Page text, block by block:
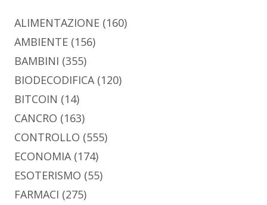
ALIMENTAZIONE (160)
AMBIENTE (156)
BAMBINI (355)
BIODECODIFICA(120)
BITCOIN (14)
CANCRO (163)
CONTROLLO (555)
ECONOMIA(174)
ESOTERISMO (55)
FARMACI (275)